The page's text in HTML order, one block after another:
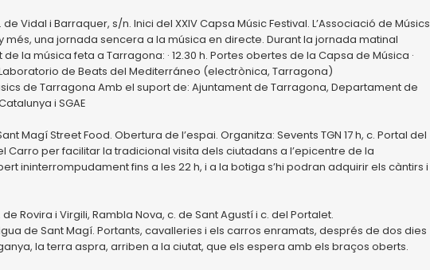
Vidal i Barraquer, s/n. Inici del XXIV Capsa Músic Festival. L’Associació de Músics
més, una jornada sencera a la música en directe. Durant la jornada matinal
la música feta a Tarragona: · 12.30 h. Portes obertes de la Capsa de Música ·
Laboratorio de Beats del Mediterráneo (electrònica, Tarragona)
de Tarragona Amb el suport de: Ajuntament de Tarragona, Departament de
i SGAE
Magí Street Food. Obertura de l’espai. Organitza: Sevents TGN 17 h, c. Portal del
Carro per facilitar la tradicional visita dels ciutadans a l’epicentre de la
ininterrompudament fins a les 22 h, i a la botiga s’hi podran adquirir els càntirs i
Rovira i Virgili, Rambla Nova, c. de Sant Agustí i c. del Portalet.
de Sant Magí. Portants, cavalleries i els carros enramats, després de dos dies
la terra aspra, arriben a la ciutat, que els espera amb els braços oberts.